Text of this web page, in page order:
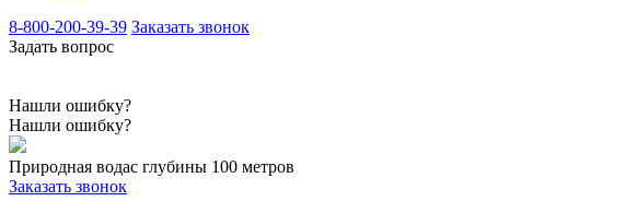
8-800-200-39-39 Заказать звонок
Задать вопрос
Нашли ошибку?
Нашли ошибку?
Природная водас глубины 100 метров
Заказать звонок